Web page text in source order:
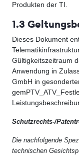
Produkten der TI.
1.3
Dieses Dokument
Gültigkeitszeitraum
Anwendung in
GmbH in
Schutzrechts-/
Die nachfolgende
technischen